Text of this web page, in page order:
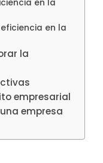
en la
en la
la
empresarial
empresa